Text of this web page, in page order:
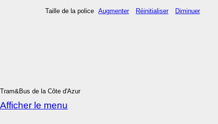
Tram&Bus de la Côte d'Azur
Afficher le menu
Taille de la police Augmenter Réinitialiser Diminuer